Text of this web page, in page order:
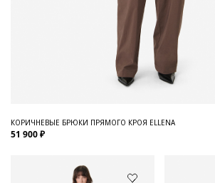
КОРИЧНЕВЫЕ БРЮКИ ПРЯМОГО КРОЯ ELLENA
51 900 ₽